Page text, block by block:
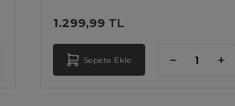
500ml
1.299,99TL
Sepete Ekle